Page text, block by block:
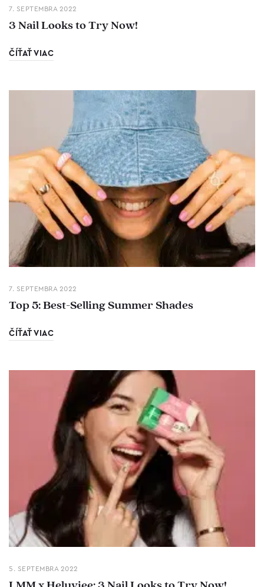
7. SEPTEMBRA 2022
3 Nail Looks to Try Now!
ČÍŤAŤ VIAC
7. SEPTEMBRA 2022
Top 5: Best-Selling Summer Shades
ČÍŤAŤ VIAC
5. SEPTEMBRA 2022